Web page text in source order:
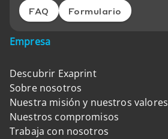
FAQ Formulario
Empresa
Descubrir Exaprint
Sobre nosotros
Nuestra misión y nuestros valores
Nuestros compromisos
Trabaja con nosotros